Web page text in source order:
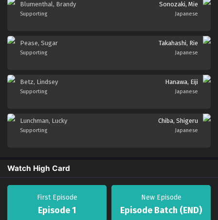
Blumenthal, Brandy
Supporting
Sonozaki, Mie
Japanese
Pease, Sugar
Supporting
Takahashi, Rie
Japanese
Betz, Lindsey
Supporting
Hanawa, Eiji
Japanese
Lunchman, Lucky
Supporting
Chiba, Shigeru
Japanese
Watch High Card
First Episode
Episode 1
New Episode
Episode Batch (END)